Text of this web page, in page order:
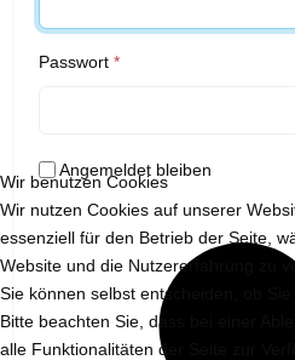
Passwort *
Angemeldet bleiben
Wir benutzen Cookies
Wir nutzen Cookies auf unserer
essenziell für den Betrieb der Seite,
Website und die Nutzererfahrung zu
Sie können selbst entscheiden, ob
Bitte beachten Sie, dass bei einer
alle Funktionalitäten der Seite zur